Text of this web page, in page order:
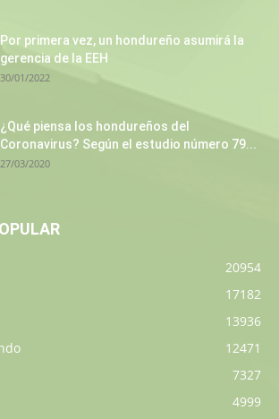
Por primera vez, un hondureño asumirá la
gerencia de la EEH
30/01/2022
¿Qué piensa los hondureños del
Coronavirus? Según el estudio número 79...
27/03/2020
20954
17182
13936
12471
7327
4999